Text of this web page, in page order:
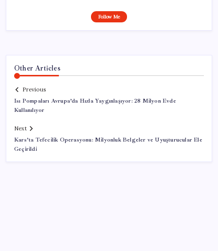
Follow Me
Other Articles
Previous
Isı Pompaları Avrupa’da Hızla Yaygınlaşıyor: 28 Milyon Evde
Kullanılıyor
Next
Kars’ta Tefecilik Operasyonu: Milyonluk Belgeler ve Uyuşturucular Ele
Geçirildi